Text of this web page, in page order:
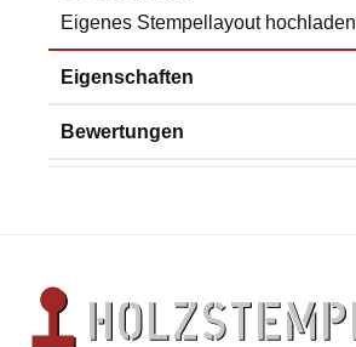
Eigenes Stempellayout hochladen
Eigenschaften
Bewertungen